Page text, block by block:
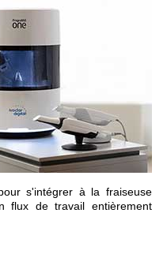
s'intégrer à la fraiseuse
flux de travail entièrement